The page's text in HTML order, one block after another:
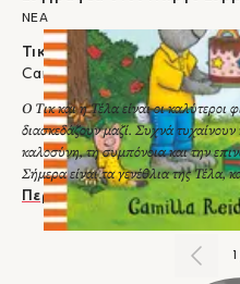
ΝΕΑ
Τικ και Τέλα: Τα γενέθλια
Camilla Reid
Ο Τικ και η Τέλα είναι οι καλύτεροι
διασκεδάζουν μαζί. Συχνά
καλοσύνη, τη συμπόνοια και την
Σήμερα είναι τα γενέθλια της Τέλα,
λίγο πριν την ακουμπήσει στο
Πώς θα γιορτάσουν τώρα τα
Περισσότερα
1